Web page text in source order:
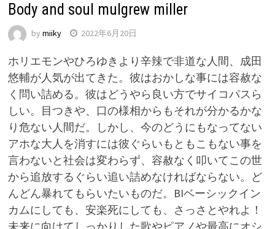
Body and soul mulgrew miller
by miiky 2022年6月20日
ホリエモンやひろゆきより辛辣で非道な人間、成田
悠輔が人気が出てきた。彼はおかしな事には容赦な
く問い詰める。彼はどうやら良い方でサイコパスら
しい。目つきや、口の様相からもそれが分かるかな
り危ない人間だ。しかし、今のどうにもなってない
アホな大人を消すには彼ぐらいもともこもない事を
言わないと社会は変わらず、容赦なく叩いてこの世
から追放するぐらい追い詰めなければならない。ど
んどん暴れてもらいたいものだ。BIベーシックイン
カムにしても、安楽死にしても、さっさとやれよ！